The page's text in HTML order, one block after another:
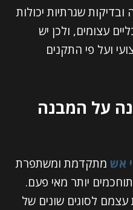
שגרתיות יכולות
עצומים, ולכן יש
ועל פי התקנים
על המבנה
אש מתקדמת ומשתפרת
יותר מאי פעם.
עצמם לסוגים שונים של